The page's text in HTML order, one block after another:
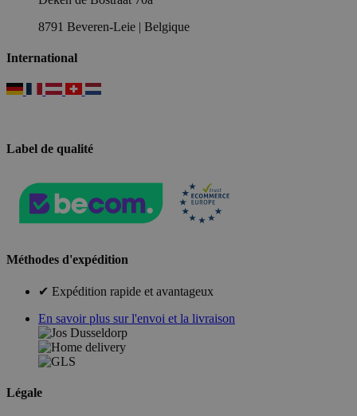
8791 Beveren-Leie | Belgique
International
Label de qualité
Méthodes d'expédition
✔ Expédition rapide et avantageux
En savoir plus sur l'envoi et la livraison
Légale